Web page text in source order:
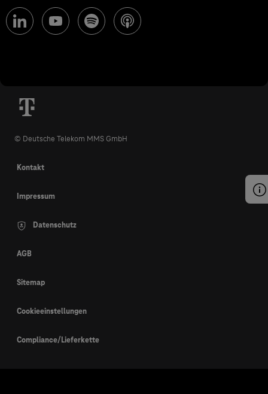
© Deutsche Telekom MMS GmbH
Kontakt
Impressum
Datenschutz
AGB
Sitemap
Cookieeinstellungen
Compliance/Lieferkette